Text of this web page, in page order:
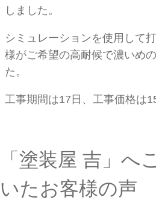
しました。
シミュレーションを使用して
様がご希望の高耐候で濃いめ
た。
工事期間は17日、工事価格は
「塗装屋 吉」へ
いたお客様の声